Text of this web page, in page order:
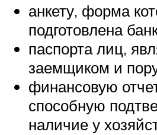
анкету, форма
подготовлена
паспорта лиц,
заемщиком и
финансовую
способную
наличие у